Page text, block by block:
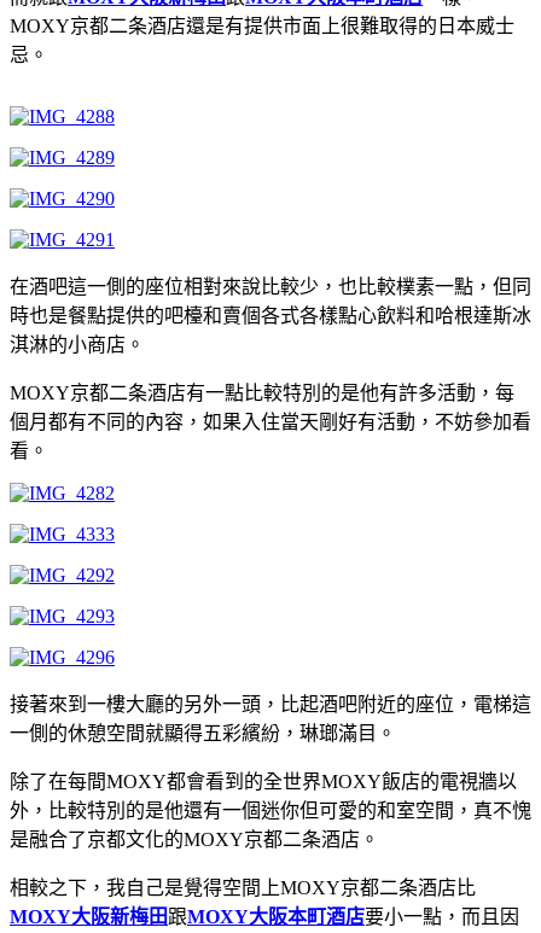
MOXY京都二条酒店還是有提供市面上很難取得的日本威士
忌。
在酒吧這一側的座位相對來說比較少，也比較樸素一點，但同
時也是餐點提供的吧檯和賣個各式各樣點心飲料和哈根達斯冰
淇淋的小商店。
MOXY京都二条酒店有一點比較特別的是他有許多活動，每
個月都有不同的內容，如果入住當天剛好有活動，不妨參加看
看。
接著來到一樓大廳的另外一頭，比起酒吧附近的座位，電梯這
一側的休憩空間就顯得五彩繽紛，琳瑯滿目。
除了在每間MOXY都會看到的全世界MOXY飯店的電視牆以
外，比較特別的是他還有一個迷你但可愛的和室空間，真不愧
是融合了京都文化的MOXY京都二条酒店。
相較之下，我自己是覺得空間上MOXY京都二条酒店比
MOXY大阪新梅田跟MOXY大阪本町酒店要小一點，而且因